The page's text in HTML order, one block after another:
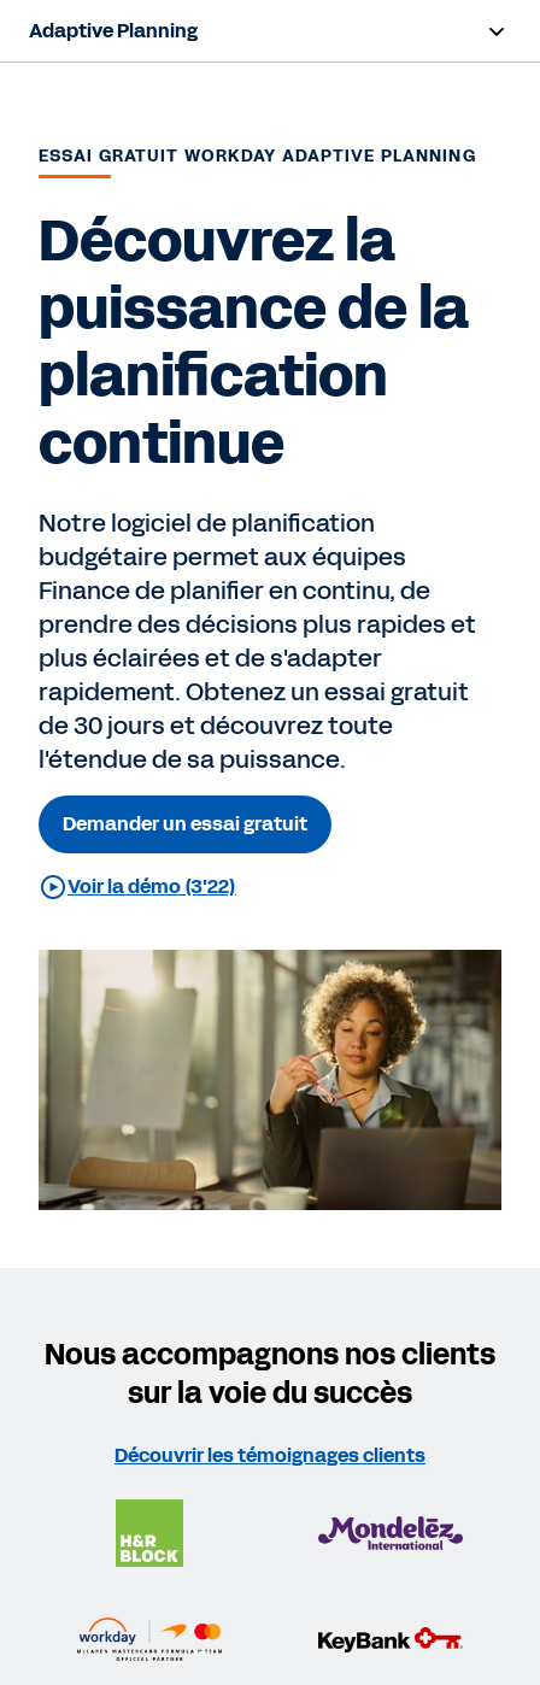
Adaptive Planning
Capacités d'IA
Avantages
Industries
Ressources
Tarification
Demander un essai gratuit
ESSAI GRATUIT WORKDAY ADAPTIVE PLANNING
Découvrez la
puissance de la
planification
continue
Notre logiciel de planification
budgétaire permet aux équipes
Finance de planifier en continu, de
prendre des décisions plus rapides et
plus éclairées et de s'adapter
rapidement. Obtenez un essai gratuit
de 30 jours et découvrez toute
l'étendue de sa puissance.
Demander un essai gratuit
Voir la démo (3'22)
Nous accompagnons nos clients
sur la voie du succès
Découvrir les témoignages clients